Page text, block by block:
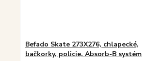
Befado Skate 273X276, chlapecké,
bačkorky, policie, Absorb-B systém